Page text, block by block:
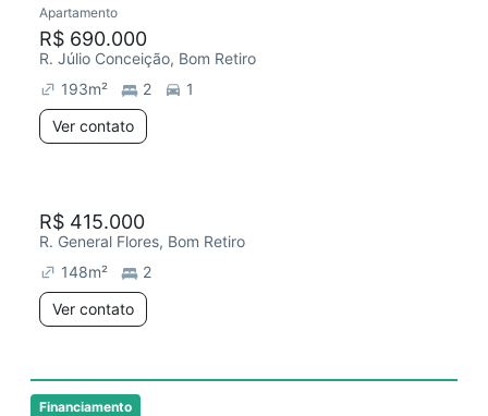
Financiamento
Apartamento
R$ 690.000
R. Júlio Conceição, Bom Retiro
193m² 2
1
Ver contato
R$ 415.000
R. General Flores, Bom Retiro
148m²
2
Ver contato